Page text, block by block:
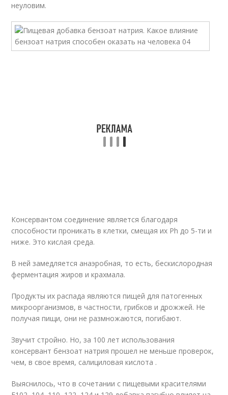
неуловим.
Консервантом соединение является благодаря
способности проникать в клетки, смещая их Ph до 5-ти и
ниже. Это кислая среда.
В ней замедляется анаэробная, то есть, бескислородная
ферментация жиров и крахмала.
Продукты их распада являются пищей для патогенных
микроорганизмов, в частности, грибков и дрожжей. Не
получая пищи, они не размножаются, погибают.
Звучит стройно. Но, за 100 лет использования
консервант бензоат натрия прошел не меньше проверок,
чем, в свое время, салициловая кислота .
Выяснилось, что в сочетании с пищевыми красителями